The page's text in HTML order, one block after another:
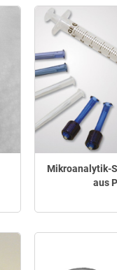
Mikroanalytik-
aus